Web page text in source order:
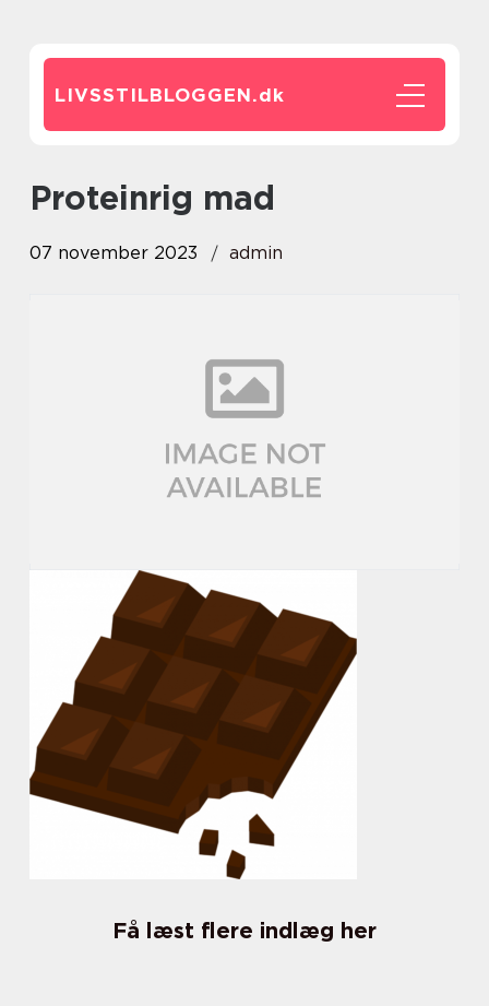
LIVSSTILBLOGGEN.dk
proteinrig mad
07 november 2023 admin
Få læst flere indlæg her